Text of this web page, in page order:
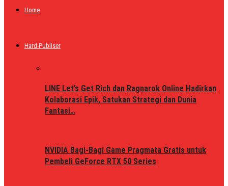
Home
Hard-Publiser
LINE Let’s Get Rich dan Ragnarok Online Hadirkan
Kolaborasi Epik, Satukan Strategi dan Dunia
Fantasi…
NVIDIA Bagi-Bagi Game Pragmata Gratis untuk
Pembeli GeForce RTX 50 Series